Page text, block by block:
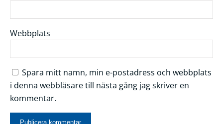
Webbplats
Spara mitt namn, min e-postadress och webbplats
i denna webbläsare till nästa gång jag skriver en
kommentar.